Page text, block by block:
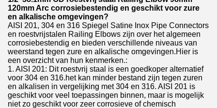
120mm Arc corrosiebestendig en geschikt voor zure
en alkalische omgevingen?
AISI 201, 304 en 316 Spiegel Satine Inox Pipe Connectors
en roestvrijstalen Railing Elbows zijn over het algemeen
corrosiebestendig en bieden verschillende niveaus van
weerstand tegen zure en alkalische omgevingen.Hier is
een overzicht van hun kenmerken.:
1. AISI 201: Dit roestvrij staal is een goedkoper alternatief
voor 304 en 316.het kan minder bestand zijn tegen zuren
en alkalisen in vergelijking met 304 en 316. AISI 201 is
geschikt voor veel toepassingen binnen, maar is mogelijk
niet zo geschikt voor zeer corrosieve of chemisch